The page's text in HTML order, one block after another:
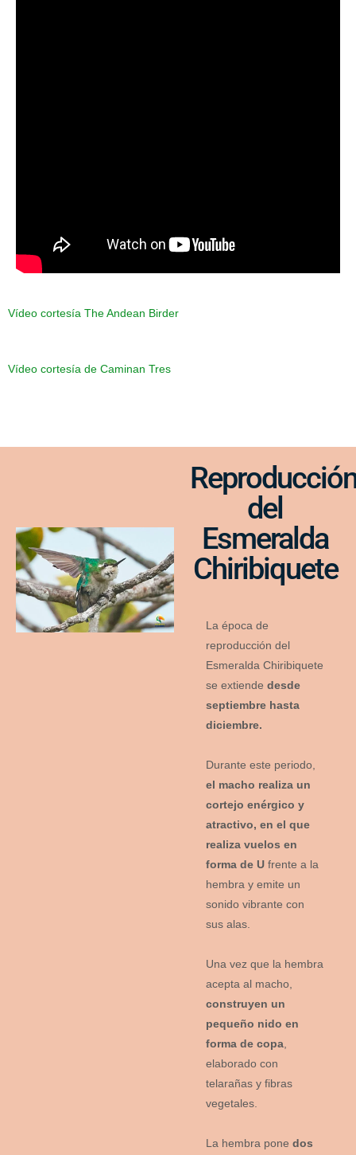
Vídeo cortesía The Andean Birder
Vídeo cortesía de Caminan Tres
del
Esmeralda
Chiribiquete
La época de
reproducción del
Esmeralda Chiribiquete
se extiendedesde
septiembre hasta
diciembre.
Durante este periodo,
el macho realiza un
cortejo enérgico y
atractivo, en el que
realiza vuelos en
forma de U frente a la
hembra y emite un
sonido vibrante con
sus alas.
Una vez que la hembra
acepta al macho,
construyen un
pequeño nido en
forma de copa
elaborado con
telarañas y fibras
vegetales.
La hembra pone dos